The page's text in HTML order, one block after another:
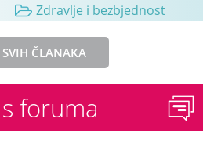
Zdravlje i bezbjednost
SVIH ČLANAKA
foruma